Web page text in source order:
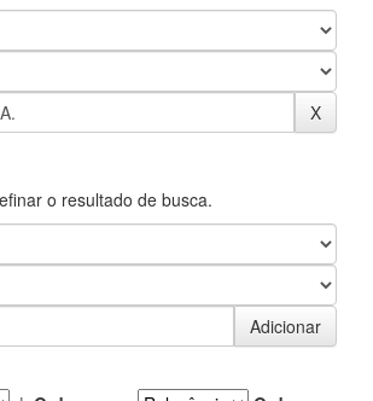
o resultado de busca.